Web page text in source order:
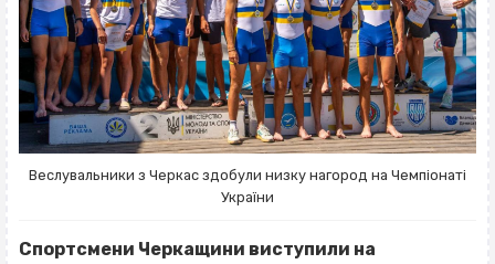
Веслувальники з Черкас здобули низку нагород на Чемпіонаті
України
Спортсмени Черкащини виступили на